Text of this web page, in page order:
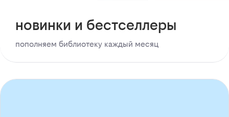
новинки и бестселлеры
пополняем библиотеку каждый месяц